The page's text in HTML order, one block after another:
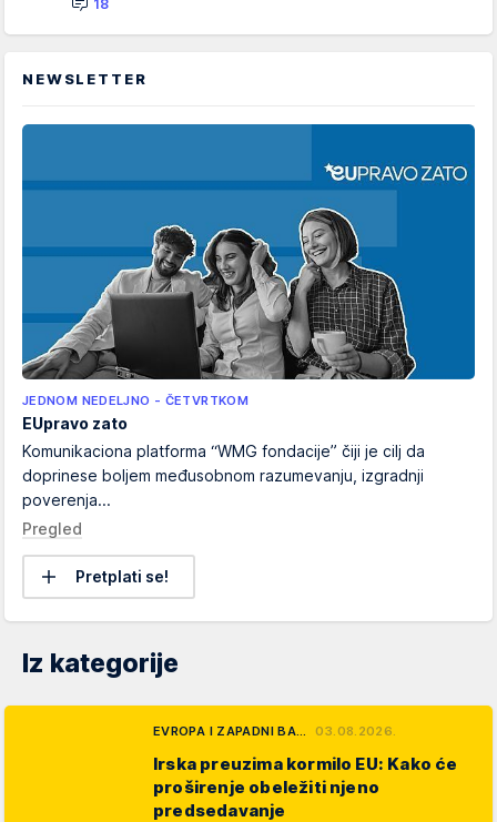
18
NEWSLETTER
JEDNOM NEDELJNO - ČETVRTKOM
EUpravo zato
Komunikaciona platforma “WMG fondacije” čiji je cilj da
doprinese boljem međusobnom razumevanju, izgradnji
poverenja...
Pregled
Pretplati se!
Iz kategorije
EVROPA I ZAPADNI BA… 03.08.2026.
Irska preuzima kormilo EU: Kako će
proširenje obeležiti njeno
predsedavanje